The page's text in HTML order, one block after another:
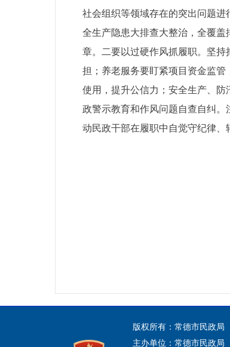
社会组织等领域存在的突出问题
全生产隐患大排查大整治，全覆
章。二要以过硬作风抓履职。坚
担；养老服务要盯紧项目资金监管
使用，提升公信力；安全生产、
政警示教育和作风问题自查自纠
动民政干部在履职中自觉守纪律、
版权所有：常德市民政
主办单位：常德市民政